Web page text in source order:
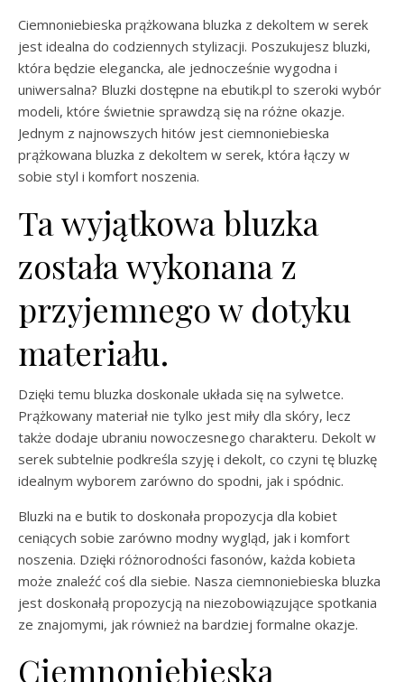
Ciemnoniebieska prążkowana bluzka z dekoltem w serek
jest idealna do codziennych stylizacji. Poszukujesz bluzki,
która będzie elegancka, ale jednocześnie wygodna i
uniwersalna? Bluzki dostępne na ebutik.pl to szeroki wybór
modeli, które świetnie sprawdzą się na różne okazje.
Jednym z najnowszych hitów jest ciemnoniebieska
prążkowana bluzka z dekoltem w serek, która łączy w
sobie styl i komfort noszenia.
Ta wyjątkowa bluzka
została wykonana z
przyjemnego w dotyku
materiału.
Dzięki temu bluzka doskonale układa się na sylwetce.
Prążkowany materiał nie tylko jest miły dla skóry, lecz
także dodaje ubraniu nowoczesnego charakteru. Dekolt w
serek subtelnie podkreśla szyję i dekolt, co czyni tę bluzkę
idealnym wyborem zarówno do spodni, jak i spódnic.
Bluzki na e butik to doskonała propozycja dla kobiet
ceniących sobie zarówno modny wygląd, jak i komfort
noszenia. Dzięki różnorodności fasonów, każda kobieta
może znaleźć coś dla siebie. Nasza ciemnoniebieska bluzka
jest doskonałą propozycją na niezobowiązujące spotkania
ze znajomymi, jak również na bardziej formalne okazje.
Ciemnoniebieska